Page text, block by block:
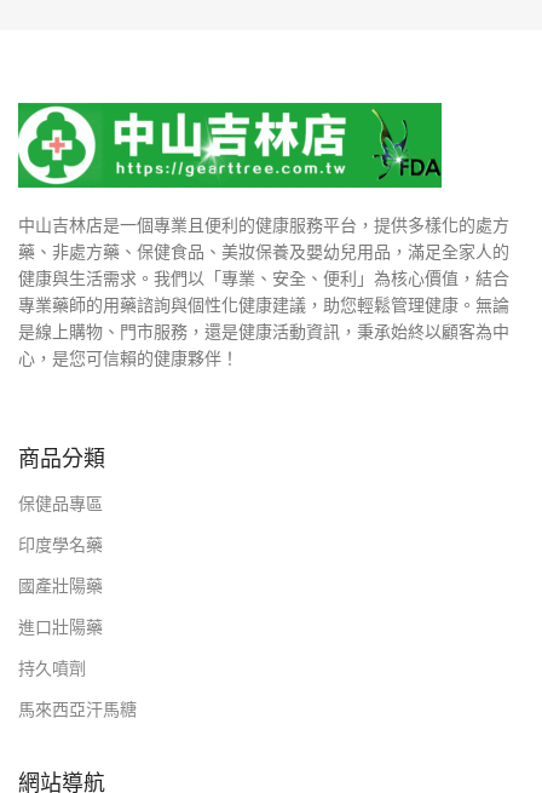
中山吉林店是一個專業且便利的健康服務平台，提供多樣化的處方
藥、非處方藥、保健食品、美妝保養及嬰幼兒用品，滿足全家人的
健康與生活需求。我們以「專業、安全、便利」為核心價值，結合
專業藥師的用藥諮詢與個性化健康建議，助您輕鬆管理健康。無論
是線上購物、門市服務，還是健康活動資訊，秉承始終以顧客為中
心，是您可信賴的健康夥伴！
商品分類
保健品專區
印度學名藥
國產壯陽藥
進口壯陽藥
持久噴劑
馬來西亞汗馬糖
網站導航